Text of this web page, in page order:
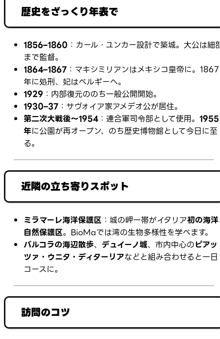
歴史をざっくり年表で
1856–1860 ：カール・ユンカー設計で築城。大公は細
まで監督。
1864–1867 ：マキシミリアンはメキシコ皇帝に。1867
年に処刑、妃はベルギーへ。
1929 ：内部復元ののち一般公開開始。
1930–37 ：サヴォイア家アメデオ公が居住。
第二次大戦後〜1954 ：連合軍司令部として使用。 1955
年に公園が再オープン、のち歴史博物館として今日に至
る。
近隣の立ち寄りスポット
ミラマーレ海洋保護区 ：城の岬一帯がイタリア初の海洋
自然保護区。BioMaでは湾の生物多様性を学べます。
バルコラの海辺散歩、 デュイーノ城、市内中心のピアッ
ツァ・ウニタ・ディターリアなどと組み合わせると一日
コースに。
訪問のコツ